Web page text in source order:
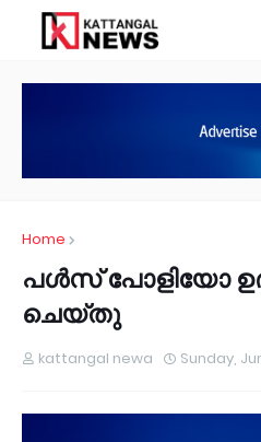
Home
പൾസ് പോളിയോ
ചെയ്തു
kattangal newa Sunday,